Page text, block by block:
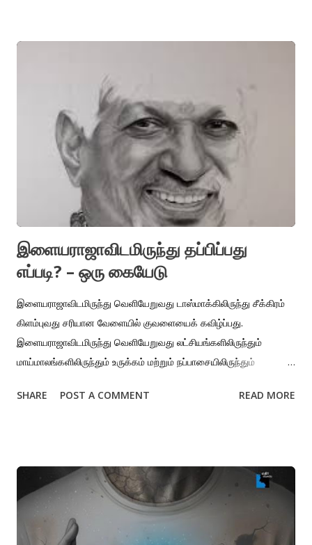
பொங்கல் விடுமுறை நாளொன்றில் பிரமாண்டமான உடல்கொண்ட
எருமை சடலத்தை உடைந்த பாலம் கழிமுகப்பகுதியில் மூன்று நாட்கள்
தொடர்ந்து பார்த்தேன். காகங்களுக்கோ பெரும் விருந்து.
சென்னையோடு எருமைகளை தியானித்த ஜே. கிருஷ்ணமூர்த்தியின்
கண்கொண்டு இறந்த அந்த எருமையைப் பார்க்காமல் நீங்கவே
முடியவில்லை. 0 அலைகளின் பின்னணியில் புகைப்படப்பிடிப்புக்காக
வந்திருந்த பெயர் அறியவே முடியாத யுவதி நீ…….ண்….ட கொசுவங்கள்
...
இளையராஜாவிடமிருந்து தப்பிப்பது
எப்படி? – ஒரு கையேடு
இளையராஜாவிடமிருந்து வெளியேறுவது டாஸ்மாக்கிலிருந்து சீக்கிரம்
கிளம்புவது சரியான வேளையில் குவளையைக் கவிழ்ப்பது.
இளையராஜாவிடமிருந்து வெளியேறுவது லட்சியங்களிலிருந்தும்
மாய்மாலங்களிலிருந்தும் உருக்கம் மற்றும் நப்பாசையிலிருந்தும்
சரணாகதி யாசகத்தை எல்லா நிலைகளிலும் மறுப்பது.
கிழமைகளை குழப்பிக்கொள்ளாமல் இருப்பது. அம்மா அப்பா அப்பப்ப்பா
அம்மம்மாக்களின் நினைவேக்கத்திலிருந்து நகர்வது.
இளையராஜாவிடமிருந்து வெளியேறுவது அந்தி தரும் அர்த்தமில்லாத
துக்கத்தைப் போக்க ஒரு காஃபி போதுமென்று அறிவது.
SHARE POST A COMMENT READ MORE